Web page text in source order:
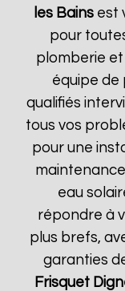
les Bainsest
pour
plomberie
équipe de
qualifiés
tous vos
pour une
eau
répondre à
plus brefs,
garanties
Frisquet